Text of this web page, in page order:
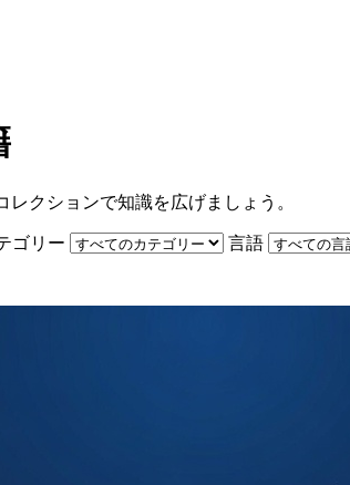
クションで知識を広げましょう。
ゴリー
言語